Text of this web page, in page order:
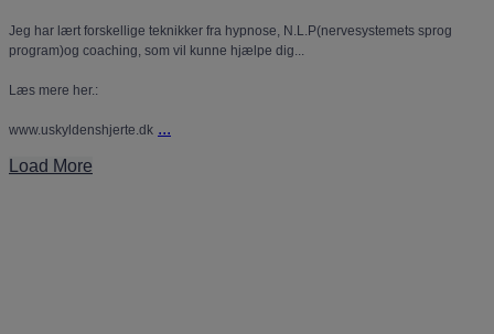
Jeg har lært forskellige teknikker fra hypnose, N.L.P(nervesystemets sprog
program)og coaching, som vil kunne hjælpe dig...
Læs mere her.:
www.uskyldenshjerte.dk ...
Load More